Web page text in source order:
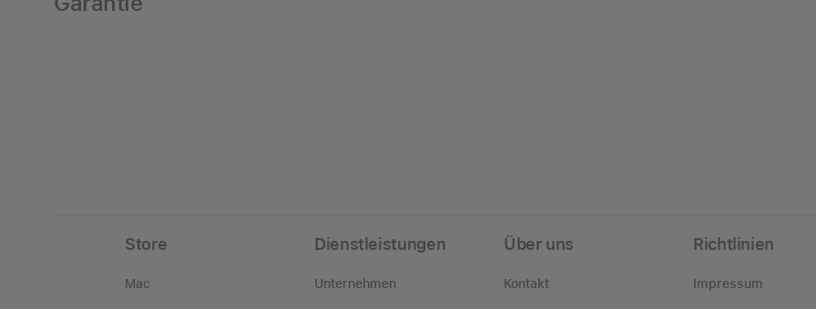
Store
Mac
Dienstleistungen
Unternehmen
Über uns
Kontakt
Richtlinien
Impressum